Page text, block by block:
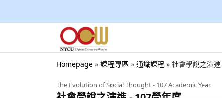
Homepage » 課程專區 » 通識課程 » 社會學說之演
The Evolution of Social Thought - 107 Academic Year